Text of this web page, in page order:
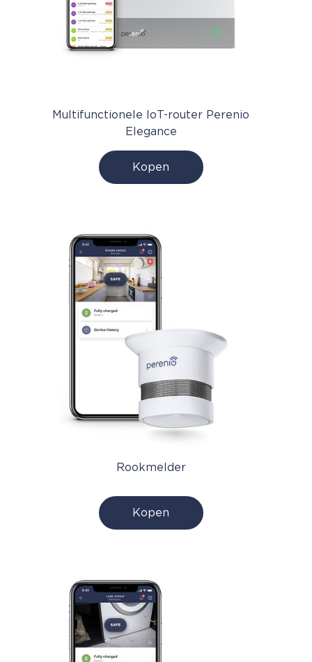
Multifunctionele IoT-router Perenio
Elegance
Kopen
Rookmelder
Kopen